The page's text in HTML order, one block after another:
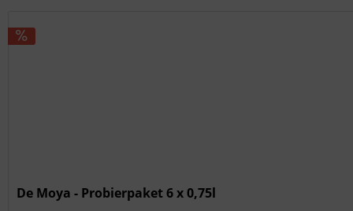
De Moya - Probierpaket 6 x 0,75l